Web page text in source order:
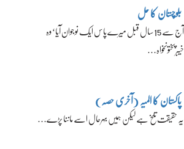
بلوچستان کا حل
آج سے 15 سال قبل میرے پاس ایک نوجوان آیا‘ وہ
خیبرپختونخواہ…
پاکستان کا المیہ (آخری حصہ)
یہ حقیقت تلخ ہے لیکن ہمیں بہرحال اسے ماننا پڑے…